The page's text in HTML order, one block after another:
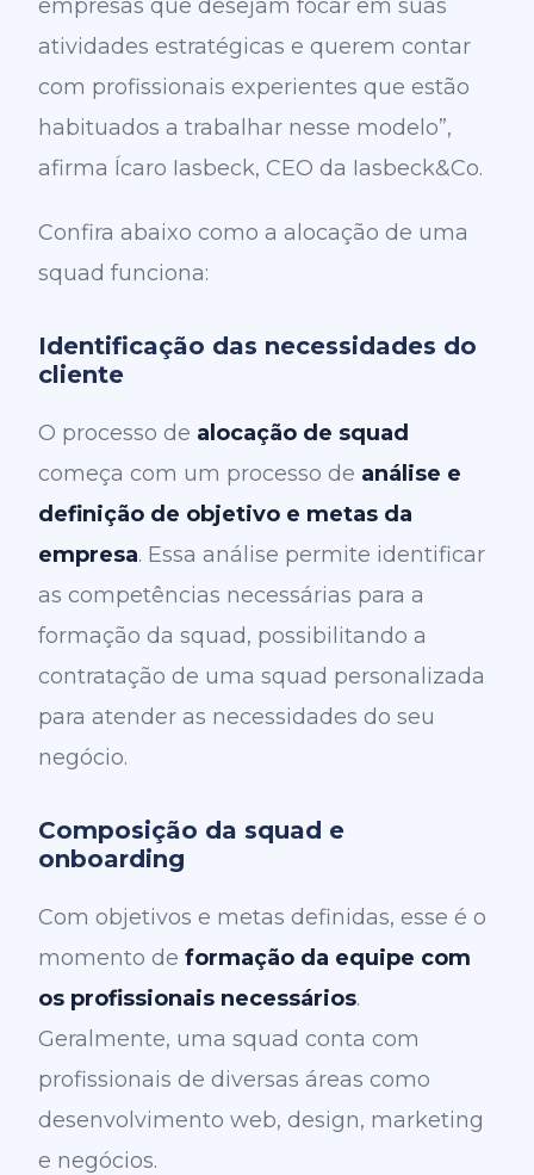
empresas que desejam focar em suas
atividades estratégicas e querem contar
com profissionais experientes que estão
habituados a trabalhar nesse modelo”,
afirma Ícaro Iasbeck, CEO da Iasbeck&Co.
Confira abaixo como a alocação de uma
squad funciona:
Identificação das necessidades do
cliente
O processo de alocação de squad
começa com um processo de análise e
definição de objetivo e metas da
empresa. Essa análise permite identificar
as competências necessárias para a
formação da squad, possibilitando a
contratação de uma squad personalizada
para atender as necessidades do seu
negócio.
Composição da squad e
onboarding
Com objetivos e metas definidas, esse é o
momento de formação da equipe com
os profissionais necessários.
Geralmente, uma squad conta com
profissionais de diversas áreas como
desenvolvimento web, design, marketing
e negócios.